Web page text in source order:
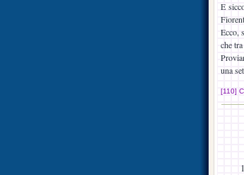
E
Ecco,
che
una
[110]